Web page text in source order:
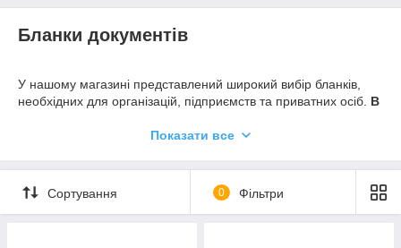
Бланки документів
У нашому магазині представлений широкий вибір бланків,
необхідних для організацій, підприємств та приватних осіб. В
бухгалтерські бланки, кадрові документи, довіреності, заяви
повністю відповідають встановленим зразкам. Вони підходять
Показати все
Сортування 0 Фільтри